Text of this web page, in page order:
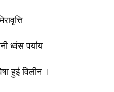
ध्वंस पर्याय
हुई विलीन ।